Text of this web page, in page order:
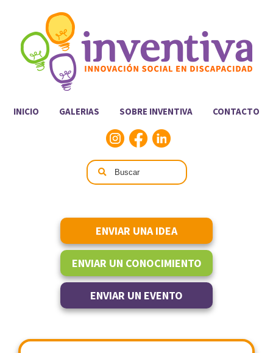
INICIO GALERIAS SOBRE INVENTIVA CONTACTO
ENVIAR UNA IDEA
ENVIAR UN CONOCIMIENTO
ENVIAR UN EVENTO